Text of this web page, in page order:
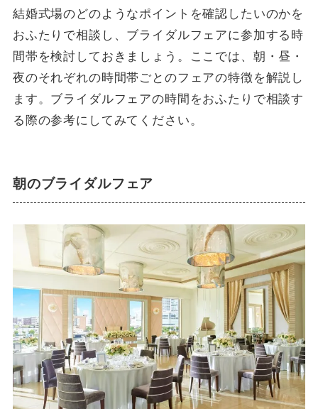
結婚式場のどのようなポイントを確認したいのかを
おふたりで相談し、ブライダルフェアに参加する時
間帯を検討しておきましょう。ここでは、朝・昼・
夜のそれぞれの時間帯ごとのフェアの特徴を解説し
ます。ブライダルフェアの時間をおふたりで相談す
る際の参考にしてみてください。
朝のブライダルフェア